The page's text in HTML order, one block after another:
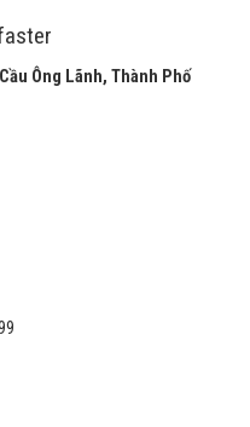
dễ dàng gấp gọn xe.
Sau khi gấp gọn
Ông Lãnh, Thành Phố